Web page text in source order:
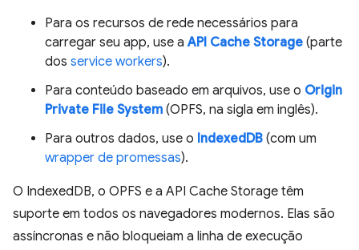
Para os recursos de rede necessários para
carregar seu app, use aAPI Cache Storage (parte
dos service workers).
Para conteúdo baseado em arquivos, use o Origin
Private File System (OPFS, na sigla em inglês).
Para outros dados, use o IndexedDB (com um
wrapper de promessas).
O IndexedDB, o OPFS e a API Cache Storage têm
suporte em todos os navegadores modernos. Elas são
assíncronas e não bloqueiam a linha de execução